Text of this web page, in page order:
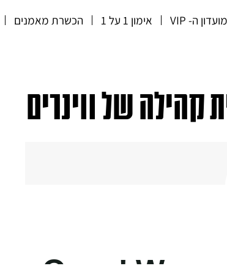
מועדון ה- VIP אימון 1 על 1 הכשרת מאמנים